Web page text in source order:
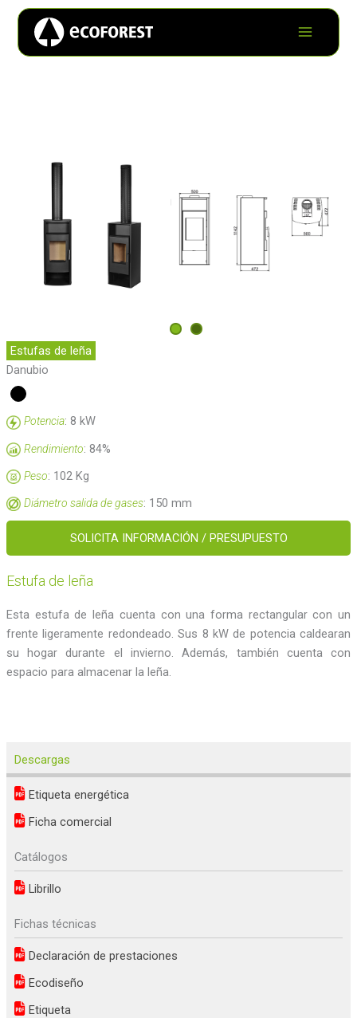
Estufa de leña
Esta estufa de leña cuenta con una forma rectangular con un
frente ligeramente redondeado. Sus 8 kW de potencia caldearan
su hogar durante el invierno. Además, también cuenta con
espacio para almacenar la leña.
Estufas de leña
Danubio
Potencia: 8 kW
Rendimiento: 84%
Peso: 102 Kg
Diámetro salida de gases: 150 mm
SOLICITA INFORMACIÓN / PRESUPUESTO
Descargas
Etiqueta energética
Ficha comercial
Catálogos
Librillo
Fichas técnicas
Declaración de prestaciones
Ecodiseño
Etiqueta